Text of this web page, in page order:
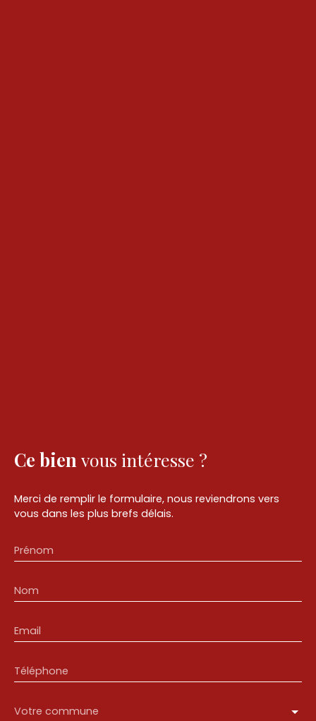
Ce bien vous intéresse ?
Merci de remplir le formulaire, nous reviendrons vers
vous dans les plus brefs délais.
Prénom
Nom
Email
Téléphone
Votre commune